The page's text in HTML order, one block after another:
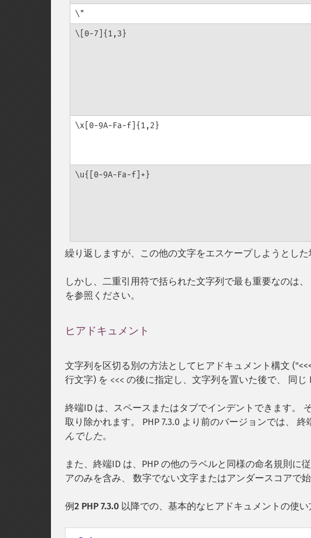
\"
\[0-7]{1,3}
\x[0-9A-Fa-f]{1,2}
\u{[0-9A-Fa-f]+}
繰り返しますが、この他の文字をエスケープしようとし
しかし、二重引用符で括られた文字列で最も重要なのは
を参照ください。
ヒアドキュメント
文字列を区切る別の方法としてヒアドキュメント構文
行文字) を <<< の後に指定し、文字列を置いた後で、 同じ
終端ID は、スペースまたはタブでインデントできます。
取り除かれます。 PHP 7.3.0 より前のバージョンでは、
んでした。
また、終端ID は、PHP の他のラベルと同様の命名規則
アのみを含み、 数字でない文字またはアンダースコアで
例2 PHP 7.3.0 以降での、基本的なヒアドキュメントの使い